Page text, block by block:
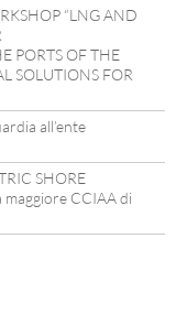
“LNG AND
PORTS OF THE
SOLUTIONS FOR
all’ente
SHORE
maggiore CCIAA di